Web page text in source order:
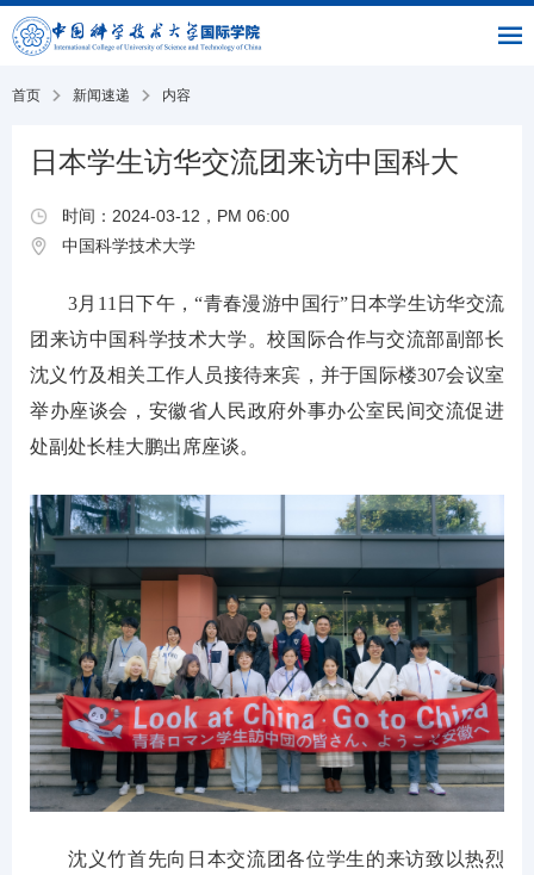
主
页
|
交
|
书
馆
|
接
English
首页 新闻速递 内容
日本学生访华交流团来访中国科大
时间：2024-03-12，PM 06:00
中国科学技术大学
3月11日下午，“青春漫游中国行”日本学生访华交流
团来访中国科学技术大学。校国际合作与交流部副部长
沈义竹及相关工作人员接待来宾，并于国际楼307会议室
举办座谈会，安徽省人民政府外事办公室民间交流促进
处副处长桂大鹏出席座谈。
沈义竹首先向日本交流团各位学生的来访致以热烈